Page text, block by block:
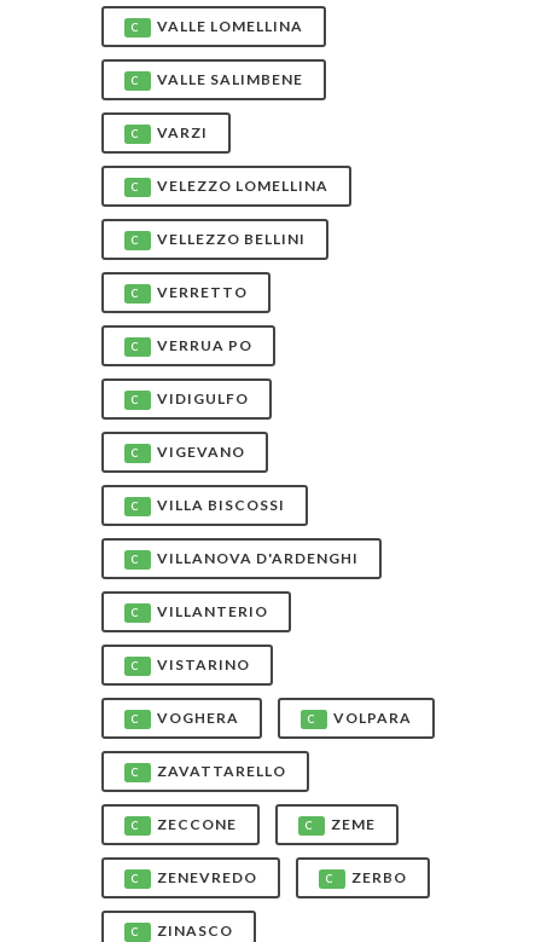
C VALLE LOMELLINA
C VALLE SALIMBENE
C VARZI
C VELEZZO LOMELLINA
C VELLEZZO BELLINI
C VERRETTO
C VERRUA PO
C VIDIGULFO
C VIGEVANO
C VILLA BISCOSSI
C VILLANOVA D'ARDENGHI
C VILLANTERIO
C VISTARINO
C VOGHERA C VOLPARA
C ZAVATTARELLO
C ZECCONE C ZEME
C ZENEVREDO C ZERBO
C ZINASCO